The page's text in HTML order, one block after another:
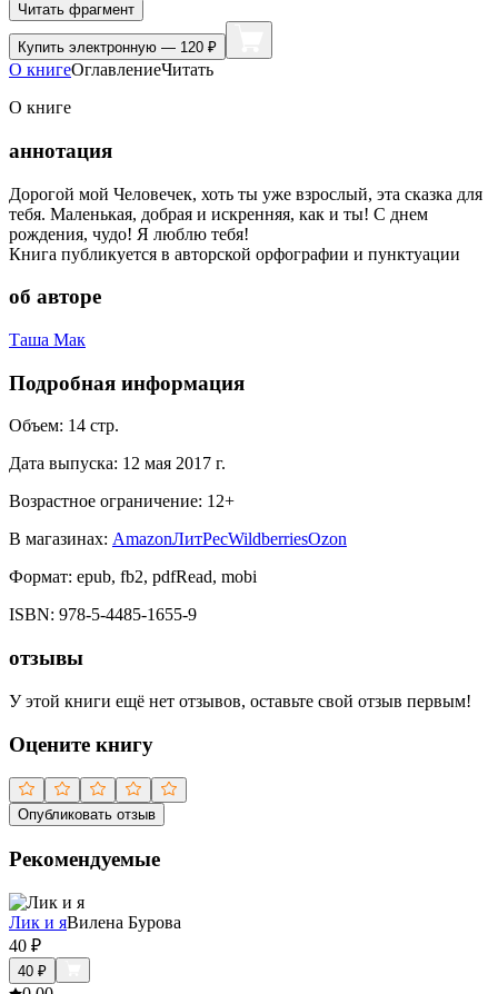
Читать фрагмент
Купить электронную — 120 ₽
О книгеОглавлениеЧитать
О книге
аннотация
Дорогой мой Человечек, хоть ты уже взрослый, эта сказка для
тебя. Маленькая, добрая и искренняя, как и ты! С днем
рождения, чудо! Я люблю тебя!
Книга публикуется в авторской орфографии и пунктуации
об авторе
Таша Мак
Подробная информация
Объем: 14 стр.
Дата выпуска: 12 мая 2017 г.
Возрастное ограничение: 12+
В магазинах: AmazonЛитРесWildberriesOzon
Формат: epub, fb2, pdfRead, mobi
ISBN: 978-5-4485-1655-9
отзывы
У этой книги ещё нет отзывов, оставьте свой отзыв первым!
Оцените книгу
Опубликовать отзыв
Рекомендуемые
Лик и яВилена Бурова
40 ₽
40 ₽